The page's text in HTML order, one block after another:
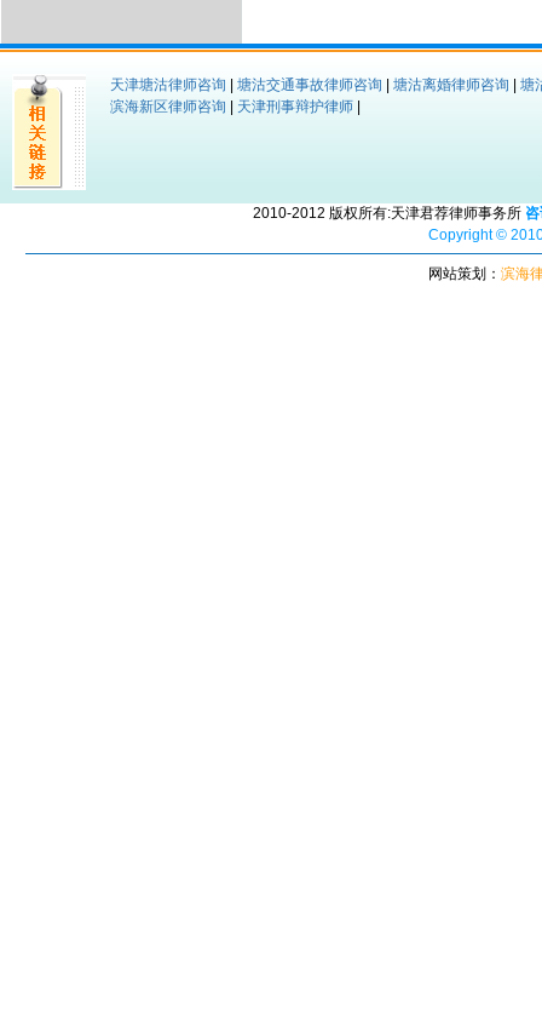
天津塘沽律师咨询 塘沽交通事故律师咨询 塘沽离婚律师咨询
塘
滨海新区律师咨询
天津刑事辩护律师
2010-2012 版权所有:天津君荐律师事务所
Copyright ©
网站策划： 滨海